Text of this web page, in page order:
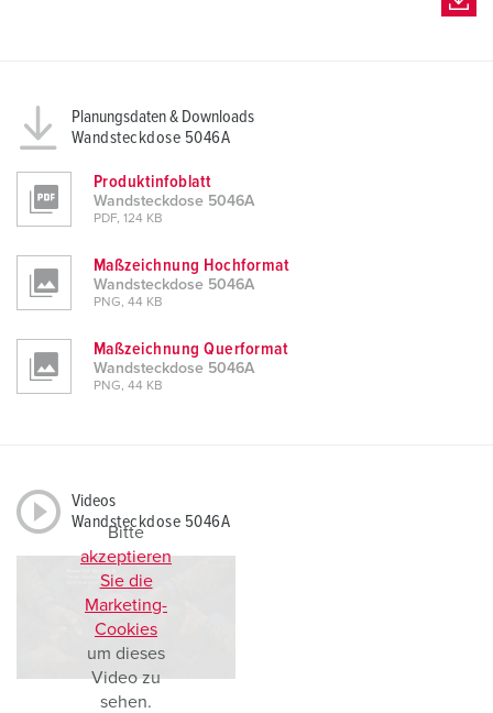
Planungsdaten & Downloads
Wandsteckdose 5046A
Produktinfoblatt
Wandsteckdose 5046A
PDF, 124 KB
Maßzeichnung Hochformat
Wandsteckdose 5046A
PNG, 44 KB
Maßzeichnung Querformat
Wandsteckdose 5046A
PNG, 44 KB
Videos
Wandsteckdose 5046A
Bitte
akzeptieren
Sie die
Marketing-
Cookies
um dieses
Video zu
sehen.